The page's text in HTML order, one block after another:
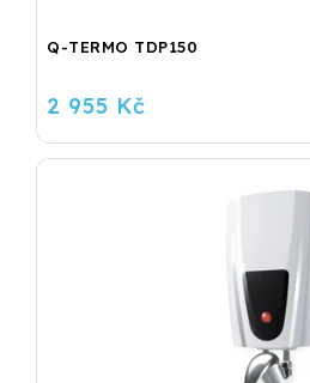
Q-TERMO TDP150
2 955 Kč